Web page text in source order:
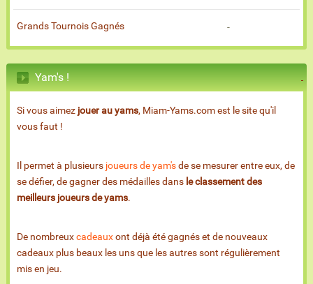
Grands Tournois Gagnés -
Yam's !
Si vous aimez jouer au yams, Miam-Yams.com est le site qu'il
vous faut !
Il permet à plusieurs joueurs de yam'sde se mesurer entre eux, de
se défier, de gagner des médailles dans le classement des
meilleurs joueurs de yams.
De nombreuxcadeauxont déjà été gagnés et de nouveaux
cadeaux plus beaux les uns que les autres sont régulièrement
mis en jeu.